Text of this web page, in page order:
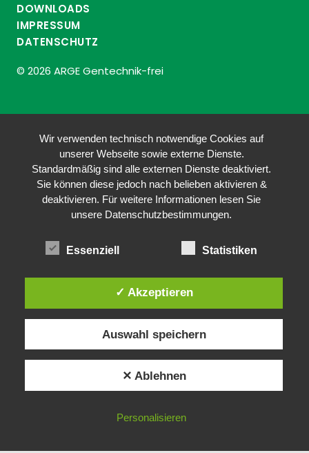
DOWNLOADS
IMPRESSUM
DATENSCHUTZ
© 2026 ARGE Gentechnik-frei
Wir verwenden technisch notwendige Cookies auf
unserer Webseite sowie externe Dienste.
Standardmäßig sind alle externen Dienste deaktiviert.
Sie können diese jedoch nach belieben aktivieren &
deaktivieren. Für weitere Informationen lesen Sie
unsere Datenschutzbestimmungen.
Essenziell Statistiken
✓ Akzeptieren
Auswahl speichern
✕ Ablehnen
Personalisieren